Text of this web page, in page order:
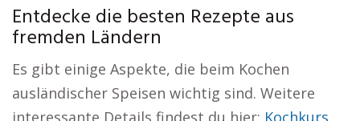
Entdecke die besten Rezepte aus
fremden Ländern
Es gibt einige Aspekte, die beim Kochen
ausländischer Speisen wichtig sind. Weitere
interessante Details findest du hier: Kochkurs